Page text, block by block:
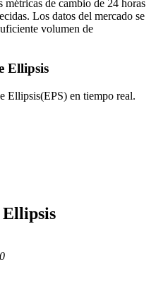
garantía
metales preciosos y materias
métricas de cambio de 24 horas
Los datos del mercado se
volumen de
Ellipsis
Ellipsis(EPS) en tiempo real.
Ellipsis
0